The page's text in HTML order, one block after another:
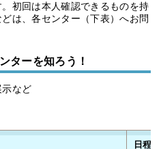
初回は本人確認できるものを持
は、各センター（下表）へお問
ターを知ろう！
示など
日程